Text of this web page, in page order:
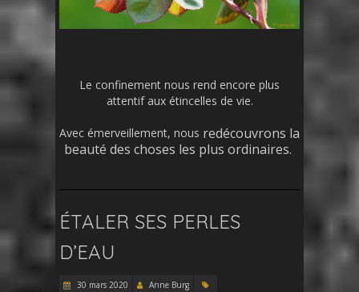
Le confinement nous rend encore plus
attentif aux étincelles de vie.
Avec émerveillement, nous redécouvrons la
beauté des choses les plus ordinaires.
ÉTALER SES PERLES
D’EAU
30 mars 2020
Anne Burg